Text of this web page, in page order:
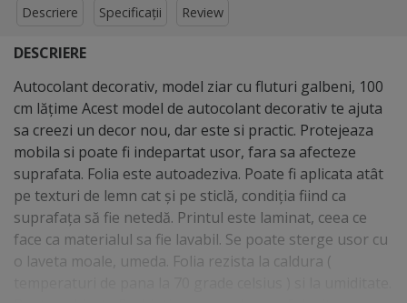
Descriere Specificații Review
DESCRIERE
Autocolant decorativ, model ziar cu fluturi galbeni, 100
cm lățime Acest model de autocolant decorativ te ajuta
sa creezi un decor nou, dar este si practic. Protejeaza
mobila si poate fi indepartat usor, fara sa afecteze
suprafata. Folia este autoadeziva. Poate fi aplicata atât
pe texturi de lemn cat și pe sticlă, condiția fiind ca
suprafața să fie netedă. Printul este laminat, ceea ce
face ca materialul sa fie lavabil. Se poate sterge usor cu
o laveta moale, umeda. Folia rezista la caldura (